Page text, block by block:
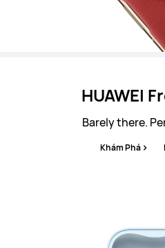
HUAWEI
Barely there.
Khám Phá